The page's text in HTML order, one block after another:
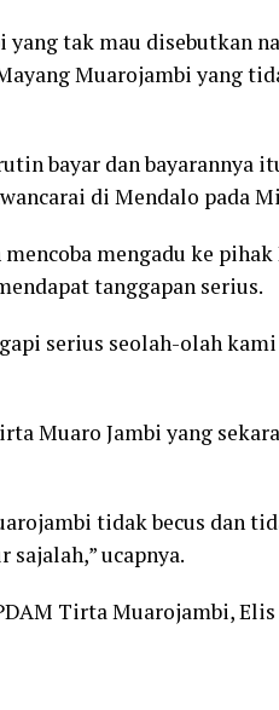
yang tak mau disebutkan
Muarojambi yang
bayar dan
di Mendalo pada
mengadu ke
tanggapan serius.
serius seolah-olah
Muaro Jambi yang
tidak becus dan
ucapnya.
Tirta Muarojambi,